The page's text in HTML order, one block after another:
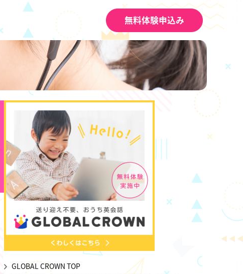
無料体験申込み
GLOBAL CROWN TOP